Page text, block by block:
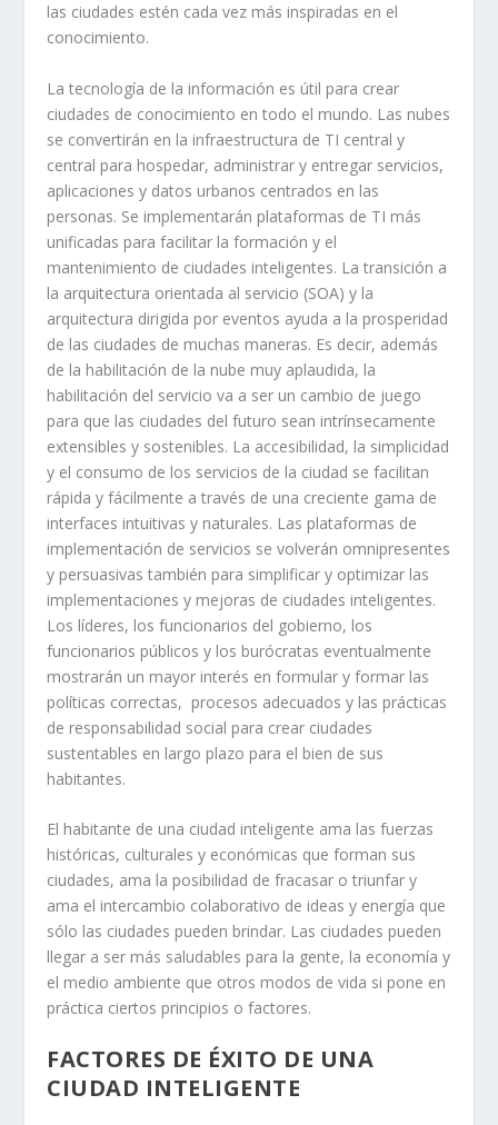
las ciudades estén cada vez más inspiradas en el
conocimiento.
La tecnología de la información es útil para crear
ciudades de conocimiento en todo el mundo. Las nubes
se convertirán en la infraestructura de TI central y
central para hospedar, administrar y entregar servicios,
aplicaciones y datos urbanos centrados en las
personas. Se implementarán plataformas de TI más
unificadas para facilitar la formación y el
mantenimiento de ciudades inteligentes. La transición a
la arquitectura orientada al servicio (SOA) y la
arquitectura dirigida por eventos ayuda a la prosperidad
de las ciudades de muchas maneras. Es decir, además
de la habilitación de la nube muy aplaudida, la
habilitación del servicio va a ser un cambio de juego
para que las ciudades del futuro sean intrínsecamente
extensibles y sostenibles. La accesibilidad, la simplicidad
y el consumo de los servicios de la ciudad se facilitan
rápida y fácilmente a través de una creciente gama de
interfaces intuitivas y naturales. Las plataformas de
implementación de servicios se volverán omnipresentes
y persuasivas también para simplificar y optimizar las
implementaciones y mejoras de ciudades inteligentes.
Los líderes, los funcionarios del gobierno, los
funcionarios públicos y los burócratas eventualmente
mostrarán un mayor interés en formular y formar las
políticas correctas, procesos adecuados y las prácticas
de responsabilidad social para crear ciudades
sustentables en largo plazo para el bien de sus
habitantes.
El habitante de una ciudad inteligente ama las fuerzas
históricas, culturales y económicas que forman sus
ciudades, ama la posibilidad de fracasar o triunfar y
ama el intercambio colaborativo de ideas y energía que
sólo las ciudades pueden brindar. Las ciudades pueden
llegar a ser más saludables para la gente, la economía y
el medio ambiente que otros modos de vida si pone en
práctica ciertos principios o factores.
FACTORES DE ÉXITO DE UNA
CIUDAD INTELIGENTE